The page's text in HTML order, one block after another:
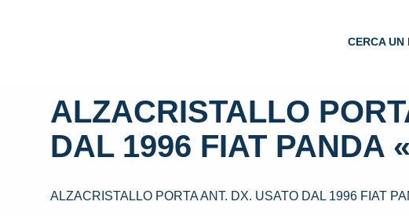
CERCA UN
ALZACRISTALLO
DAL 1996 FIAT PANDA
ALZACRISTALLO PORTA ANT. DX. USATO DAL 1996 FIAT